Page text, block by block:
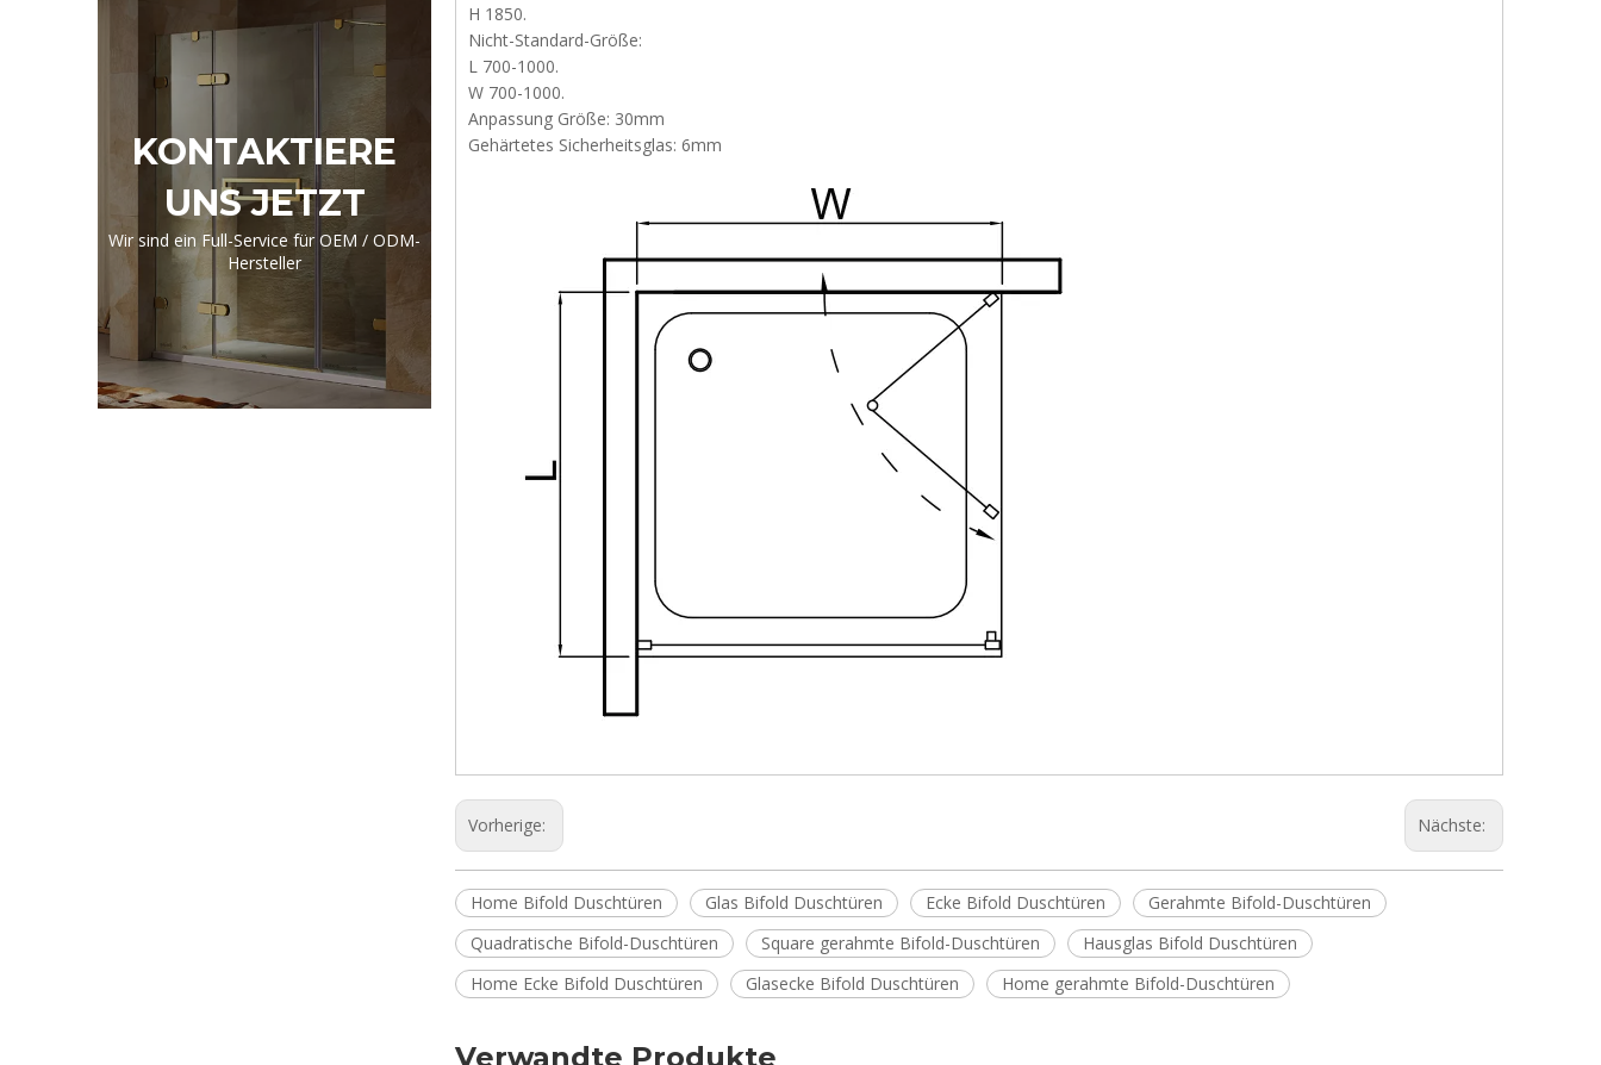
KONTAKTIERE
UNS JETZT
Wir sind ein Full-Service für OEM / ODM-
Hersteller
H 1850.
Nicht-Standard-Größe:
L 700-1000.
W 700-1000.
Anpassung Größe: 30mm
Gehärtetes Sicherheitsglas: 6mm
Vorherige: Nächste:
Home Bifold Duschtüren Glas Bifold Duschtüren Ecke Bifold Duschtüren
Gerahmte Bifold-Duschtüren
Quadratische Bifold-Duschtüren
Square gerahmte Bifold-Duschtüren
Hausglas Bifold Duschtüren
Home Ecke Bifold Duschtüren
Glasecke Bifold Duschtüren Home gerahmte Bifold-Duschtüren
Verwandte Produkte